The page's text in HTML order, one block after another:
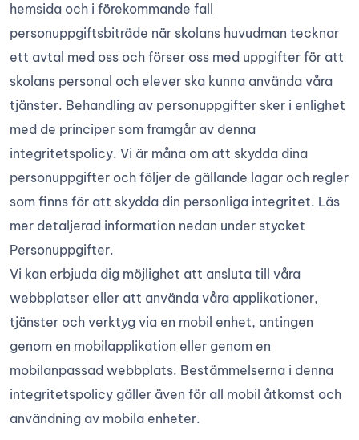
hemsida och i förekommande fall
personuppgiftsbiträde när skolans huvudman tecknar
ett avtal med oss och förser oss med uppgifter för att
skolans personal och elever ska kunna använda våra
tjänster. Behandling av personuppgifter sker i enlighet
med de principer som framgår av denna
integritetspolicy. Vi är måna om att skydda dina
personuppgifter och följer de gällande lagar och regler
som finns för att skydda din personliga integritet. Läs
mer detaljerad information nedan under stycket
Personuppgifter.
Vi kan erbjuda dig möjlighet att ansluta till våra
webbplatser eller att använda våra applikationer,
tjänster och verktyg via en mobil enhet, antingen
genom en mobilapplikation eller genom en
mobilanpassad webbplats. Bestämmelserna i denna
integritetspolicy gäller även för all mobil åtkomst och
användning av mobila enheter.